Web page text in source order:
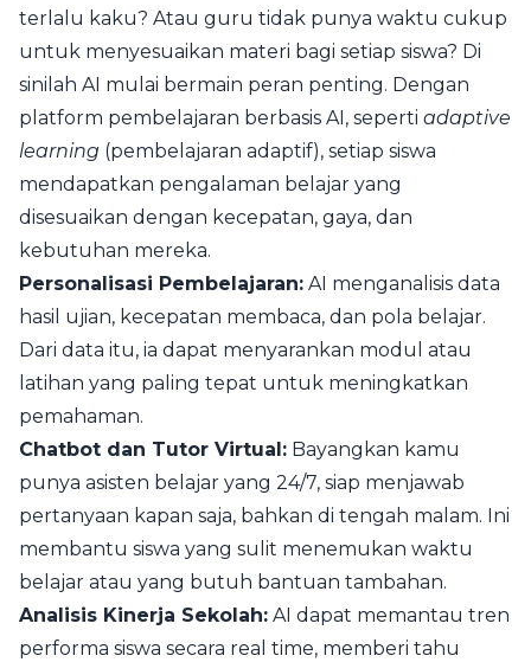
terlalu kaku? Atau guru tidak punya waktu cukup
untuk menyesuaikan materi bagi setiap siswa? Di
sinilah AI mulai bermain peran penting. Dengan
platform pembelajaran berbasis AI, seperti adaptive
learning (pembelajaran adaptif), setiap siswa
mendapatkan pengalaman belajar yang
disesuaikan dengan kecepatan, gaya, dan
kebutuhan mereka.
Personalisasi Pembelajaran: AI menganalisis data
hasil ujian, kecepatan membaca, dan pola belajar.
Dari data itu, ia dapat menyarankan modul atau
latihan yang paling tepat untuk meningkatkan
pemahaman.
Chatbot dan Tutor Virtual: Bayangkan kamu
punya asisten belajar yang 24/7, siap menjawab
pertanyaan kapan saja, bahkan di tengah malam. Ini
membantu siswa yang sulit menemukan waktu
belajar atau yang butuh bantuan tambahan.
Analisis Kinerja Sekolah: AI dapat memantau tren
performa siswa secara real time, memberi tahu